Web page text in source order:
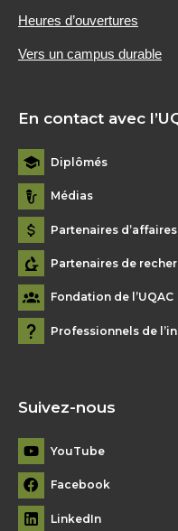
Heures d’ouvertures
Vers un campus durable
En contact avec
Diplômés
Médias
Partenaires d’affaires
Partenaires de
Fondation de l’UQAC
Professionnels de
Suivez-nous
YouTube
Facebook
LinkedIn